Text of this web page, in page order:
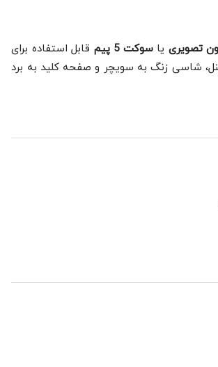
یاسوکت 5 پیم
قابل استفاده برای
شاسی زنگ به سویچر و صفحه کلید به برد